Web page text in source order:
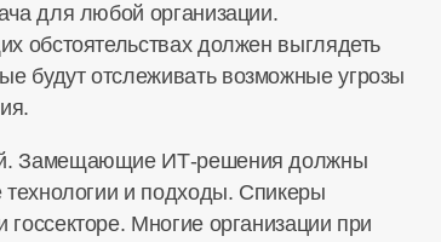
для любой организации.
обстоятельствах должен выглядеть
будут отслеживать возможные угрозы
.
Замещающие ИТ-решения должны
технологии и подходы. Спикеры
Многие организации при